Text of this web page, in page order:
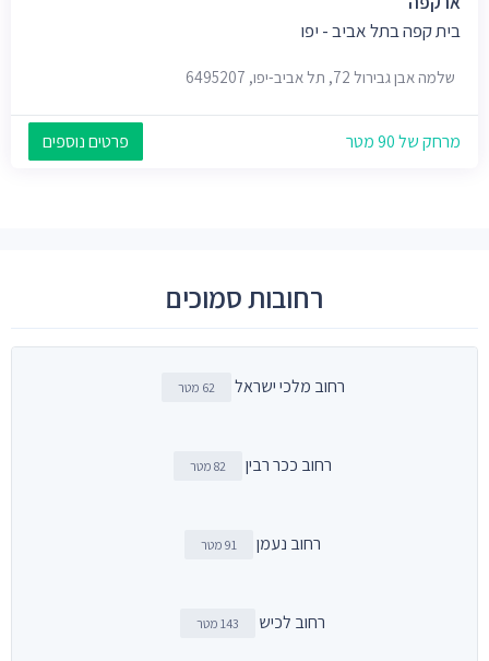
בית קפה בתל אביב - יפו
שלמה אבן גבירול 72, תל אביב-יפו, 6495207
מרחק של 90 מטר פרטים נוספים
רחובות סמוכים
רחוב מלכי ישראל 62 מטר
רחוב ככר רבין 82 מטר
רחוב נעמן 91 מטר
רחוב לכיש 143 מטר